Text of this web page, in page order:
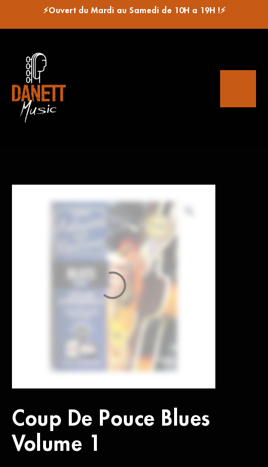
⚡Ouvert du Mardi au Samedi de 10H a 19H !⚡
Coup De Pouce Blues
Volume 1